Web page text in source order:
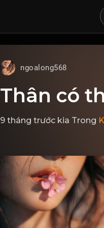
ngoalong568
Thân có
9 tháng trước kia Trong